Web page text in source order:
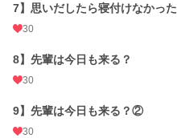
7】思いだしたら寝付けなかった
30
8】先輩は今日も来る？
30
9】先輩は今日も来る？②
30